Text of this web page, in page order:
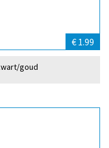
€ 1.99
goud